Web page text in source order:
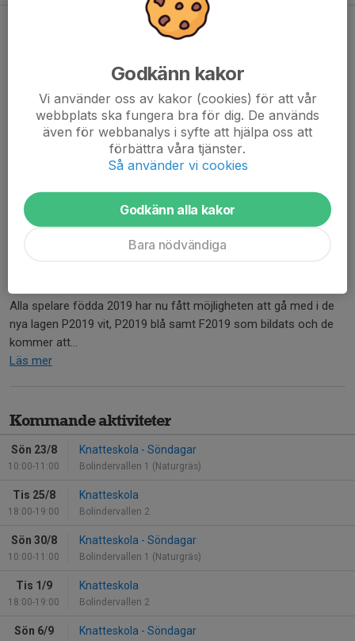
Knatteskolan Söndagar fullbokad
Idag fyllde vi de sista platserna till knattefotbollsskolan på
söndagar. Därmed stänger vi också möjligheten för att gå två
dagar i veckan. På tisdagar har vi fortsatt platser kvar.
Välkomna!
Tack för i år!
24 sep 2025
0 kommentarer
Årets knatteskola är nu avslutad efter 12 härliga pass med våra
Alla spelare födda 2019 har nu fått möjligheten att gå med i de
nya lagen P2019 vit, P2019 blå samt F2019 som bildats och de
kommer att...
Läs mer
Kommande aktiviteter
Sön 23/8
10:00-11:00
Knatteskola - Söndagar
Bolindervallen 1 (Naturgräs)
Tis 25/8
18:00-19:00
Knatteskola
Bolindervallen 2
Sön 30/8
10:00-11:00
Knatteskola - Söndagar
Bolindervallen 1 (Naturgräs)
Tis 1/9
18:00-19:00
Knatteskola
Bolindervallen 2
Sön 6/9 Knatteskola - Söndagar
Godkänn kakor
Vi använder oss av kakor (cookies) för att vår
webbplats ska fungera bra för dig. De används
även för webbanalys i syfte att hjälpa oss att
förbättra våra tjänster.
Så använder vi cookies
Godkänn alla kakor
Bara nödvändiga